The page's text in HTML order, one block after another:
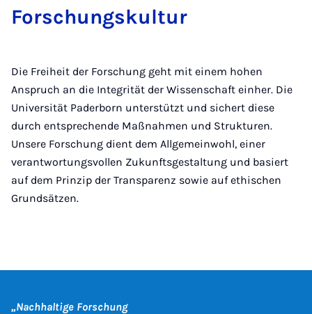
Forschungskultur
Die Freiheit der Forschung geht mit einem hohen
Anspruch an die Integrität der Wissenschaft einher. Die
Universität Paderborn unterstützt und sichert diese
durch entsprechende Maßnahmen und Strukturen.
Unsere Forschung dient dem Allgemeinwohl, einer
verantwortungsvollen Zukunftsgestaltung und basiert
auf dem Prinzip der Transparenz sowie auf ethischen
Grundsätzen.
„Nachhaltige Forschung